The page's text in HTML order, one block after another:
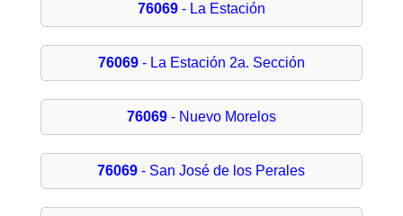
76069- La Estación
76069- La Estación 2a. Sección
76069- Nuevo Morelos
76069 - San José de los Perales